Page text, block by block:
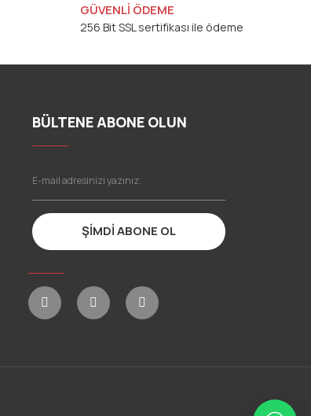
GÜVENLİ ÖDEME
256 Bit SSL sertifikası ile ödeme
BÜLTENE ABONE OLUN
ŞİMDİ ABONE OL